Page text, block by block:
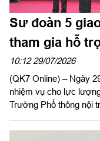
Sư đoàn 5
tham gia hỗ
trên địa bàn
10:12 29/07/2026
(QK7 Online) – Ngày
nhiệm vụ cho lực
Trường Phổ thông nội
trưởng chủ trì hội nghị.